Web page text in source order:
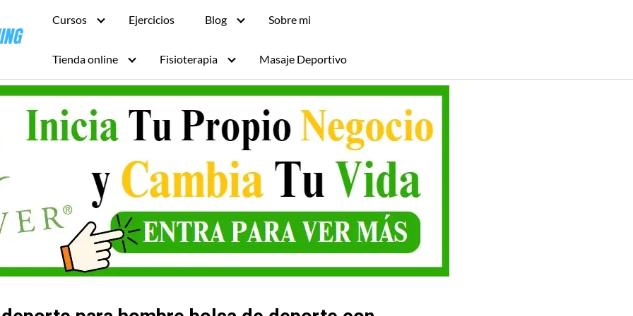
Cursos Ejercicios Blog Sobre mi
Tienda online Fisioterapia Masaje Deportivo